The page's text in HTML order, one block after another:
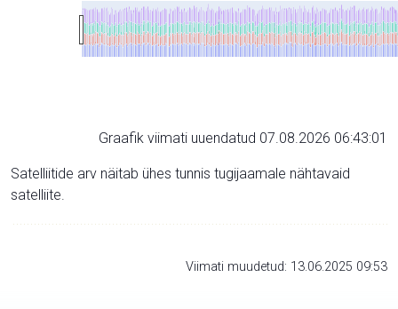
Graafik viimati uuendatud 07.08.2026 06:43:01
Satelliitide arv näitab ühes tunnis tugijaamale nähtavaid
satelliite.
Viimati muudetud: 13.06.2025 09:53